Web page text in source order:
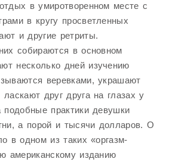
в умиротворенном месте с
в кругу просветленных
и другие ретриты.
собираются в основном
несколько дней изучению
веревками, украшают
друг друга на глазах у
подобные практики девушки
а порой и тысячи долларов. О
в одном из таких «оргазм-
американскому изданию